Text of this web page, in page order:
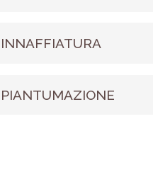
INNAFFIATURA
PIANTUMAZIONE